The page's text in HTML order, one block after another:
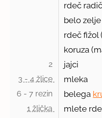
rdeč radič
belo zelje
rdeč fižol
koruza
2 jajci
3 - 4 žlice mleka
6 - 7 rezin belega
1 žlička
mlete